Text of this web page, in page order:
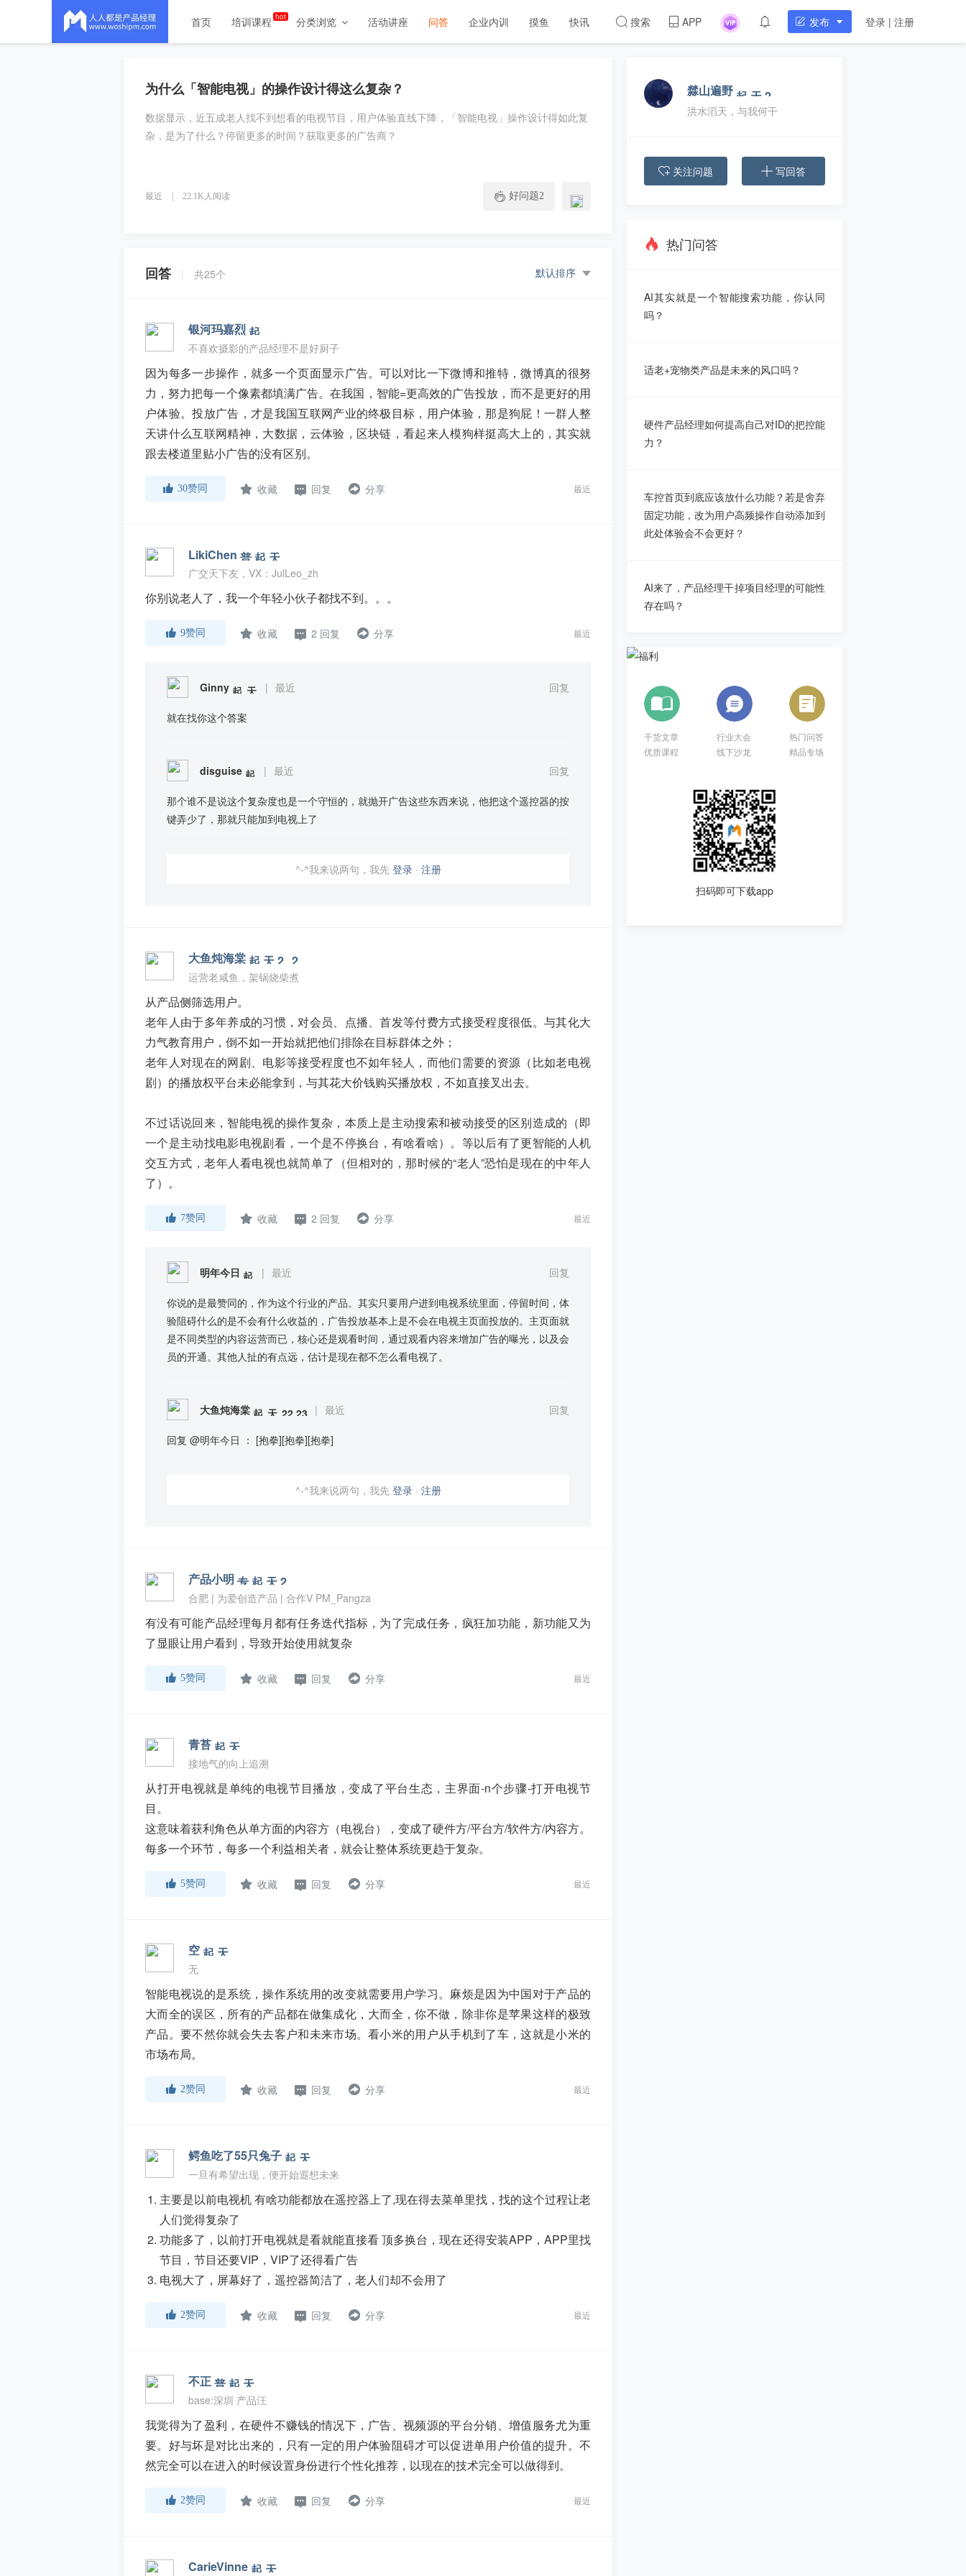
首页 培训课程 分类浏览 活动讲座 问答 企业内训 摸鱼 快讯 搜索 APP 发布 登录 | 注册
为什么「智能电视」的操作设计得这么复杂？
数据显示，近五成老人找不到想看的电视节目，用户体验直线下降，「智能电视」操作设计得如此复
杂，是为了什么？停留更多的时间？获取更多的广告商？
最近 22.1K人阅读 好问题2
回答 共25个 默认排序
银河玛嘉烈
不喜欢摄影的产品经理不是好厨子
因为每多一步操作，就多一个页面显示广告。可以对比一下微博和推特，微博真的很努
力，努力把每一个像素都填满广告。在我国，智能=更高效的广告投放，而不是更好的用
户体验。投放广告，才是我国互联网产业的终极目标，用户体验，那是狗屁！一群人整
天讲什么互联网精神，大数据，云体验，区块链，看起来人模狗样挺高大上的，其实就
跟去楼道里贴小广告的没有区别。
30赞同 收藏 回复 分享 最近
LikiChen
广交天下友，VX：JulLeo_zh
你别说老人了，我一个年轻小伙子都找不到。。。
9赞同 收藏 2 回复 分享 最近
Ginny | 最近 回复
就在找你这个答案
disguise | 最近 回复
那个谁不是说这个复杂度也是一个守恒的，就抛开广告这些东西来说，他把这个遥控器的按
键弄少了，那就只能加到电视上了
^-^我来说两句，我先 登录 · 注册
大鱼炖海棠
运营老咸鱼，架锅烧柴煮
从产品侧筛选用户。
老年人由于多年养成的习惯，对会员、点播、首发等付费方式接受程度很低。与其化大
力气教育用户，倒不如一开始就把他们排除在目标群体之外；
老年人对现在的网剧、电影等接受程度也不如年轻人，而他们需要的资源（比如老电视
剧）的播放权平台未必能拿到，与其花大价钱购买播放权，不如直接叉出去。
不过话说回来，智能电视的操作复杂，本质上是主动搜索和被动接受的区别造成的（即
一个是主动找电影电视剧看，一个是不停换台，有啥看啥）。等以后有了更智能的人机
交互方式，老年人看电视也就简单了（但相对的，那时候的“老人”恐怕是现在的中年人
了）。
7赞同 收藏 2 回复 分享 最近
明年今日 | 最近 回复
你说的是最赞同的，作为这个行业的产品。其实只要用户进到电视系统里面，停留时间，体
验阻碍什么的是不会有什么收益的，广告投放基本上是不会在电视主页面投放的。主页面就
是不同类型的内容运营而已，核心还是观看时间，通过观看内容来增加广告的曝光，以及会
员的开通。其他人扯的有点远，估计是现在都不怎么看电视了。
大鱼炖海棠 | 最近 回复
回复 @明年今日 ： [抱拳][抱拳][抱拳]
^-^我来说两句，我先 登录 · 注册
产品小明
合肥 | 为爱创造产品 | 合作V PM_Pangza
有没有可能产品经理每月都有任务迭代指标，为了完成任务，疯狂加功能，新功能又为
了显眼让用户看到，导致开始使用就复杂
5赞同 收藏 回复 分享 最近
青苔
接地气的向上追溯
从打开电视就是单纯的电视节目播放，变成了平台生态，主界面-n个步骤-打开电视节
目。
这意味着获利角色从单方面的内容方（电视台），变成了硬件方/平台方/软件方/内容方。
每多一个环节，每多一个利益相关者，就会让整体系统更趋于复杂。
5赞同 收藏 回复 分享 最近
空
无
智能电视说的是系统，操作系统用的改变就需要用户学习。麻烦是因为中国对于产品的
大而全的误区，所有的产品都在做集成化，大而全，你不做，除非你是苹果这样的极致
产品。要不然你就会失去客户和未来市场。看小米的用户从手机到了车，这就是小米的
市场布局。
2赞同 收藏 回复 分享 最近
鳄鱼吃了55只兔子
一旦有希望出现，便开始遐想未来
主要是以前电视机 有啥功能都放在遥控器上了,现在得去菜单里找，找的这个过程让老
人们觉得复杂了
功能多了，以前打开电视就是看就能直接看 顶多换台，现在还得安装APP，APP里找
节目，节目还要VIP，VIP了还得看广告
电视大了，屏幕好了，遥控器简洁了，老人们却不会用了
2赞同 收藏 回复 分享 最近
不正
base:深圳 产品汪
我觉得为了盈利，在硬件不赚钱的情况下，广告、视频源的平台分销、增值服务尤为重
要。好与坏是对比出来的，只有一定的用户体验阻碍才可以促进单用户价值的提升。不
然完全可以在进入的时候设置身份进行个性化推荐，以现在的技术完全可以做得到。
2赞同 收藏 回复 分享 最近
CarieVinne
㵘山遍野
洪水滔天，与我何干
关注问题 写回答
热门问答
AI其实就是一个智能搜索功能，你认同
吗？
适老+宠物类产品是未来的风口吗？
硬件产品经理如何提高自己对ID的把控能
力？
车控首页到底应该放什么功能？若是舍弃
固定功能，改为用户高频操作自动添加到
此处体验会不会更好？
AI来了，产品经理干掉项目经理的可能性
存在吗？
干货文章
优质课程
行业大会
线下沙龙
热门问答
精品专场
扫码即可下载app